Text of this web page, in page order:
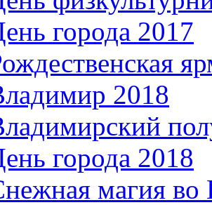
города 2017
2018
города 2018
магия во